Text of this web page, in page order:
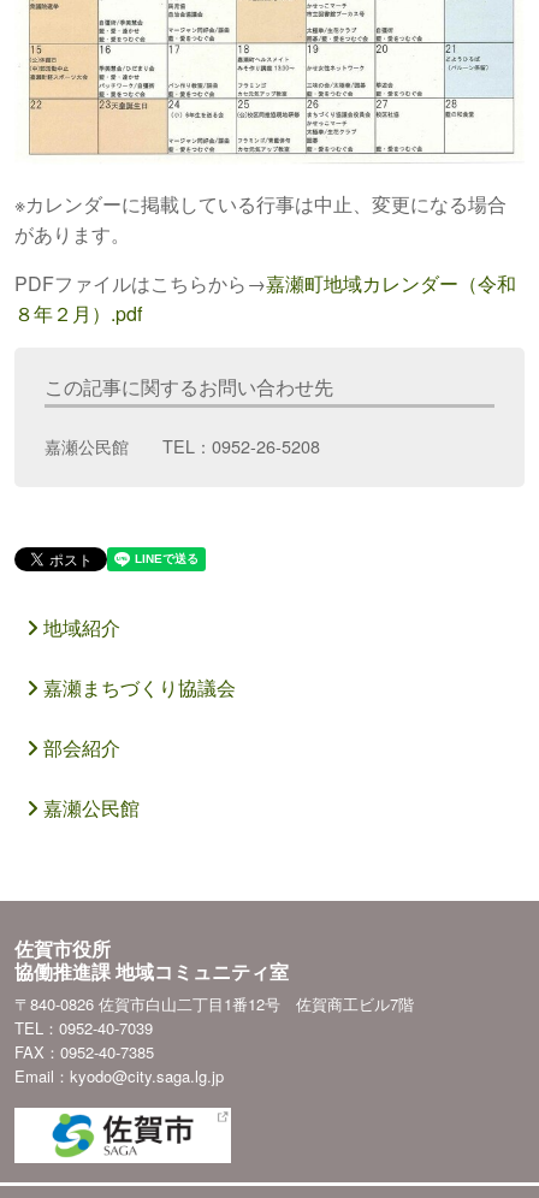
※カレンダーに掲載している行事は中止、変更になる場合
があります。
PDFファイルはこちらから→嘉瀬町地域カレンダー（令和
８年２月）.pdf
この記事に関するお問い合わせ先
嘉瀬公民館 TEL：0952-26-5208
地域紹介
嘉瀬まちづくり協議会
部会紹介
嘉瀬公民館
佐賀市役所
協働推進課 地域コミュニティ室
〒840-0826 佐賀市白山二丁目1番12号 佐賀商工ビル7階
TEL：0952-40-7039
FAX：0952-40-7385
Email：kyodo@city.saga.lg.jp